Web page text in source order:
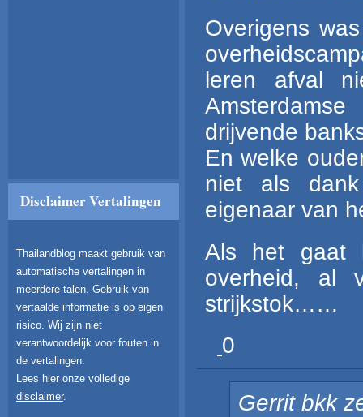
Disclaimer Vertalingen
Thailandblog maakt gebruik van
automatische vertalingen in
meerdere talen. Gebruik van
vertaalde informatie is op eigen
risico. Wij zijn niet
verantwoordelijk voor fouten in
de vertalingen.
Lees hier onze volledige
disclaimer.
Overigens
leren afval
drijvende
En welke
niet als
eigenaar van
Als het gaat
overheid, al
strijkstok……
0
Gerrit bkk